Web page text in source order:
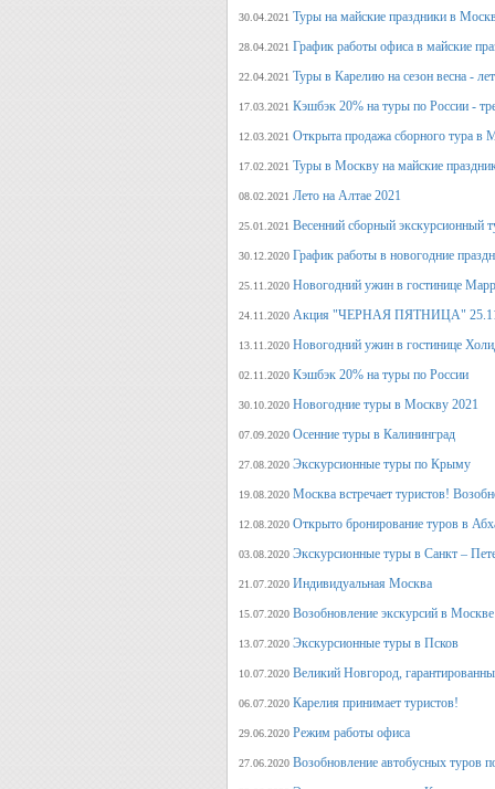
30.04.2021 Туры на майские праздники в
28.04.2021 График работы офиса в майские
22.04.2021 Туры в Карелию на сезон весна -
17.03.2021 Кэшбэк 20% на туры по России -
12.03.2021 Открыта продажа сборного тура в
17.02.2021 Туры в Москву на майские
08.02.2021 Лето на Алтае 2021
25.01.2021 Весенний сборный экскурсионный
30.12.2020 График работы в новогодние
25.11.2020 Новогодний ужин в гостинице
24.11.2020 Акция "ЧЕРНАЯ ПЯТНИЦА"
13.11.2020 Новогодний ужин в гостинице
02.11.2020 Кэшбэк 20% на туры по России
30.10.2020 Новогодние туры в Москву 2021
07.09.2020 Осенние туры в Калининград
27.08.2020 Экскурсионные туры по Крыму
19.08.2020 Москва встречает туристов!
12.08.2020 Открыто бронирование туров в
03.08.2020 Экскурсионные туры в Санкт –
21.07.2020 Индивидуальная Москва
15.07.2020 Возобновление экскурсий в
13.07.2020 Экскурсионные туры в Псков
10.07.2020 Великий Новгород,
06.07.2020 Карелия принимает туристов!
29.06.2020 Режим работы офиса
27.06.2020 Возобновление автобусных туров